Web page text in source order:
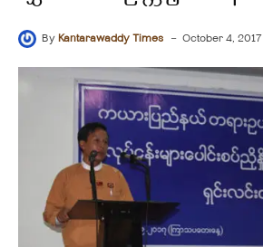
ByKantarawaddy Times - October 4, 2017